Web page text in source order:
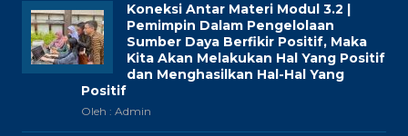
Koneksi Antar Materi Modul 3.2 |
Pemimpin Dalam Pengelolaan
Sumber Daya Berfikir Positif, Maka
Kita Akan Melakukan Hal Yang Positif
dan Menghasilkan Hal-Hal Yang
Positif
Oleh : Admin